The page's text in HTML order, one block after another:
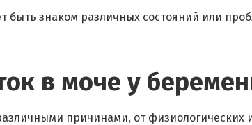
знаком различных состояний или
в моче у
причинами, от физиологических